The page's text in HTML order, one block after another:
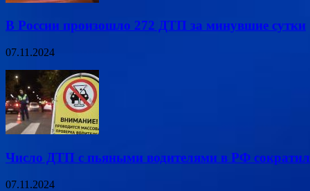
В России произошло 272 ДТП за минувшие сутки
07.11.2024
Число ДТП с пьяными водителями в РФ
07.11.2024